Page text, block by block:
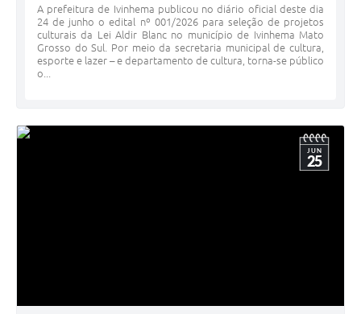
A prefeitura de Ivinhema publicou no diário oficial deste dia
24 de junho o edital nº 001/2026 para seleção de projetos
culturais da Lei Aldir Blanc no município de Ivinhema Mato
Grosso do Sul. Por meio da secretaria municipal de cultura,
esporte e lazer – e departamento de cultura, torna-se público
o...
JUN
25